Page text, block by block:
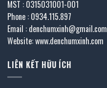
MST : 0315031001-001
Phone : 0934.115.897
Email : denchumxinh@gmail.com
Website: www.denchumxinh.com
LIÊN KẾT HỮU ÍCH